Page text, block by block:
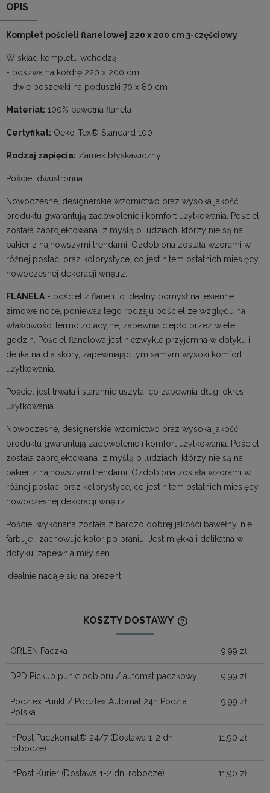
OPIS
Komplet pościeli flanelowej 220 x 200 cm 3-częściowy
W skład kompletu wchodzą:
- poszwa na kołdrę 220 x 200 cm
- dwie poszewki na poduszki 70 x 80 cm
Materiał: 100% bawełna flanela
Certyfikat: Oeko-Tex® Standard 100
Rodzaj zapięcia: Zamek błyskawiczny
Pościel dwustronna
Nowoczesne, designerskie wzornictwo oraz wysoka jakość
produktu gwarantują zadowolenie i komfort użytkowania. Pościel
została zaprojektowana z myślą o ludziach, którzy nie są na
bakier z najnowszymi trendami. Ozdobiona została wzorami w
różnej postaci oraz kolorystyce, co jest hitem ostatnich miesięcy
nowoczesnej dekoracji wnętrz.
FLANELA - pościel z flaneli to idealny pomysł na jesienne i
zimowe noce, ponieważ tego rodzaju pościel ze względu na
właściwości termoizolacyjne, zapewnia ciepło przez wiele
godzin. Pościel flanelowa jest niezwykle przyjemna w dotyku i
delikatna dla skóry, zapewniając tym samym wysoki komfort
użytkowania.
Pościel jest trwała i starannie uszyta, co zapewnia długi okres
użytkowania.
Nowoczesne, designerskie wzornictwo oraz wysoka jakość
produktu gwarantują zadowolenie i komfort użytkowania. Pościel
została zaprojektowana z myślą o ludziach, którzy nie są na
bakier z najnowszymi trendami. Ozdobiona została wzorami w
różnej postaci oraz kolorystyce, co jest hitem ostatnich miesięcy
nowoczesnej dekoracji wnętrz.
Pościel wykonana została z bardzo dobrej jakości bawełny, nie
farbuje i zachowuje kolor po praniu. Jest miękka i delikatna w
dotyku, zapewnia miły sen.
Idealnie nadaje się na prezent!
KOSZTY DOSTAWY
ORLEN Paczka 9,99 zł
DPD Pickup punkt odbioru / automat paczkowy 9,99 zł
Pocztex Punkt / Pocztex Automat 24h Poczta
Polska
9,99 zł
InPost Paczkomat® 24/7 (Dostawa 1-2 dni
robocze)
11,90 zł
InPost Kurier (Dostawa 1-2 dni robocze) 11,90 zł